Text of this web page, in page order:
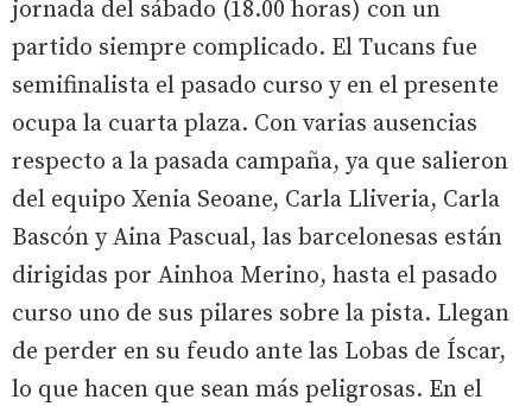
jornada del sábado (18.00 horas) con un
partido siempre complicado. El Tucans fue
semifinalista el pasado curso y en el presente
ocupa la cuarta plaza. Con varias ausencias
respecto a la pasada campaña, ya que salieron
del equipo Xenia Seoane, Carla Lliveria, Carla
Bascón y Aina Pascual, las barcelonesas están
dirigidas por Ainhoa Merino, hasta el pasado
curso uno de sus pilares sobre la pista. Llegan
de perder en su feudo ante las Lobas de Íscar,
lo que hacen que sean más peligrosas. En el